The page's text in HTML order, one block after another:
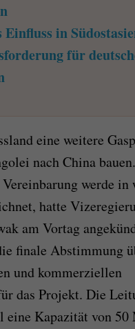
Einfluss in
für
eine weitere
nach China
werde in
hatte
am Vortag
finale Abstimmung
und kommerziellen
das Projekt. Die
eine Kapazität von